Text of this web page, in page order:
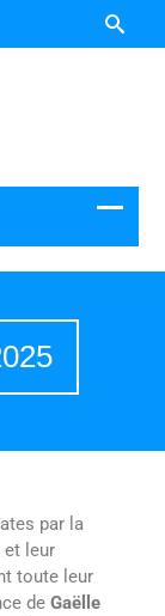
par la
et leur
toute leur
deGaëlle